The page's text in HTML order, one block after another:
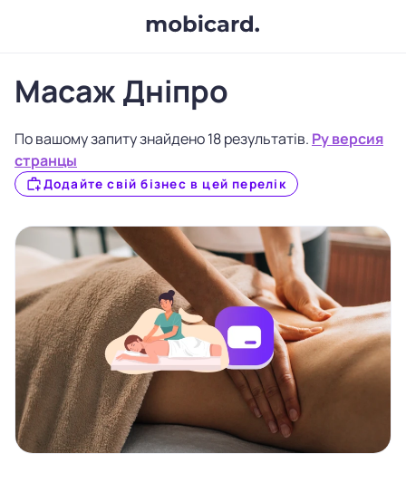
Масаж Дніпро
По вашому запиту знайдено 18 результатів. Ру версия
странцы
Додайте свій бізнес в цей перелік